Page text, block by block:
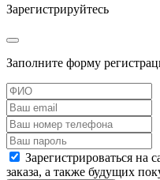
Зарегистрируйтесь
Заполните форму
Зарегистрироваться на
заказа, а также будущих